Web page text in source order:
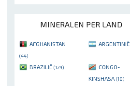
MINERALEN PER LAND
AFGHANISTAN
(44)
ARGENTINIË
BRAZILIË (129)
CONGO-
KINSHASA (18)